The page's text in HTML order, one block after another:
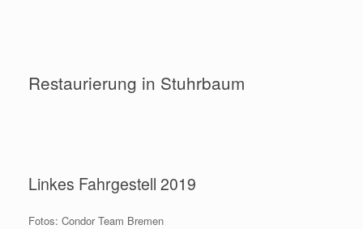
Restaurierung in Stuhrbaum
Linkes Fahrgestell 2019
Der linke Innenflügel lagert noch im Transportgestell. Das
Fotos: Condor Team Bremen